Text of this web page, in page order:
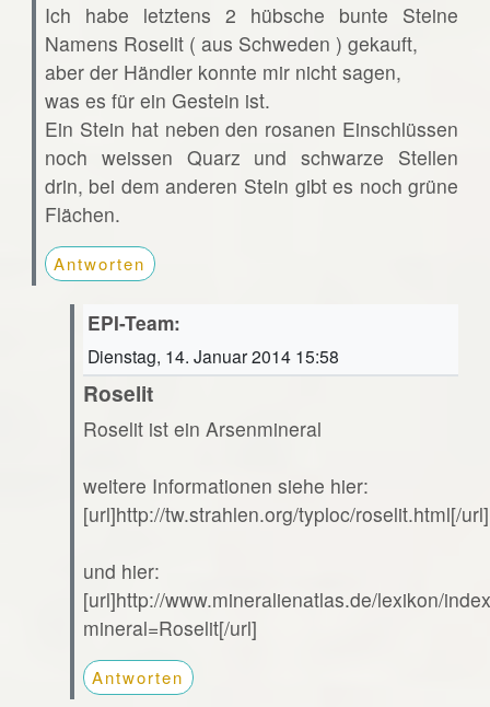
Ich habe letztens 2 hübsche bunte Steine
Namens Roselit ( aus Schweden ) gekauft,
aber der Händler konnte mir nicht sagen,
was es für ein Gestein ist.
Ein Stein hat neben den rosanen Einschlüssen
noch weissen Quarz und schwarze Stellen
drin, bei dem anderen Stein gibt es noch grüne
Flächen.
Antworten
EPI-Team:
Dienstag, 14. Januar 2014 15:58
Roselit
Roselit ist ein Arsenmineral
weitere Informationen siehe hier:
[url]http://tw.strahlen.org/typloc/roselit.html[/url]
und hier:
[url]http://www.mineralienatlas.de/lexikon/
mineral=Roselit[/url]
Antworten